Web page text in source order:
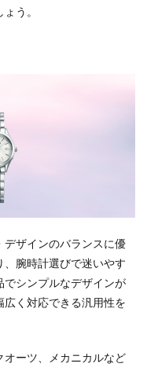
う。
デザインのバランスに優
腕時計選びで迷いやす
でシンプルなデザインが
く対応できる汎用性を
オーツ、メカニカルなど